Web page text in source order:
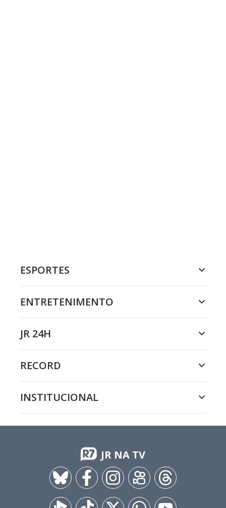
ESPORTES
ENTRETENIMENTO
JR 24H
RECORD
INSTITUCIONAL
JR NA TV